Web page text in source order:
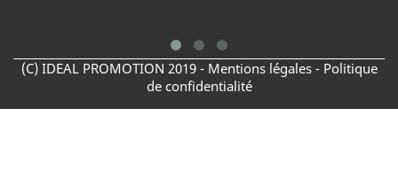
(C) IDEAL PROMOTION 2019 - Mentions légales - Politique
de confidentialité